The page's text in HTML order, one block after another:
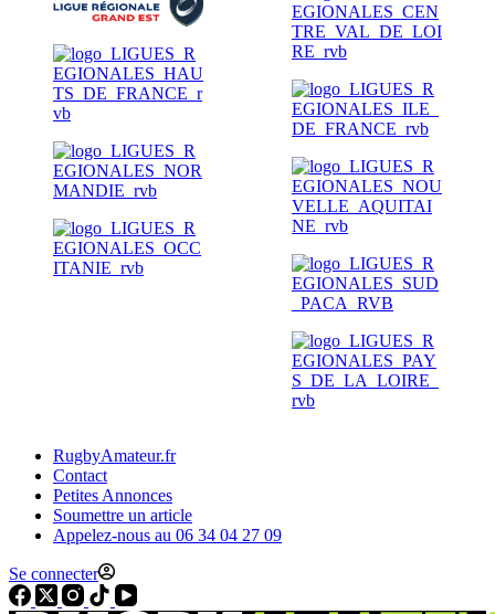
RugbyAmateur.fr
Contact
Petites Annonces
Soumettre un article
Appelez-nous au 06 34 04 27 09
Se connecter